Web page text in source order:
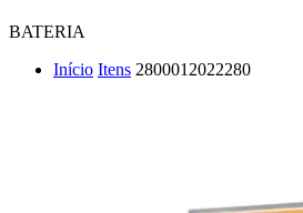
BATERIA
Início Itens 2800012022280